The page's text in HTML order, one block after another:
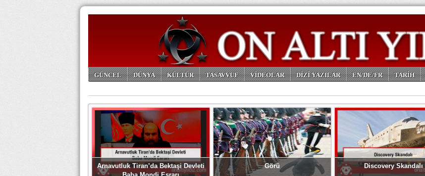
GÜNCEL DÜNYA KÜLTÜR TASAVVUF VİDEOLAR DİZİ YAZILAR EN/DE/FR TARİH
Arnavutluk Tiran’da Bektaşi Devleti
Görü Discovery Skandalı